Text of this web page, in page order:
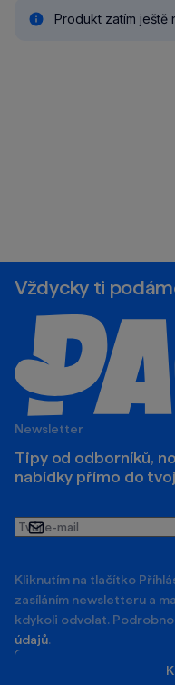
Produkt zatím ještě
Vždycky ti
Newsletter
Tipy od odborníků,
nabídky přímo do
Tvůj
e-
Kliknutím na tlačítko
zasíláním newsletteru a
kdykoli odvolat.
údajů.